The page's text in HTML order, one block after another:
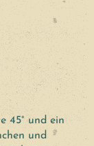
45° und ein
und